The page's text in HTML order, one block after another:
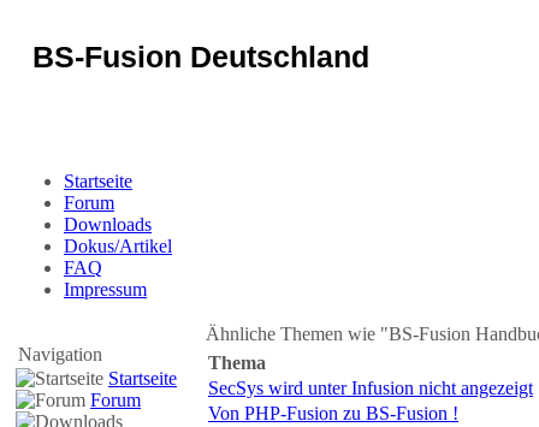
BS-Fusion Deutschland
Startseite
Forum
Downloads
Dokus/Artikel
FAQ
Impressum
Navigation
Startseite
Forum
Ähnliche Themen wie "BS-Fusion
Thema
SecSys wird unter Infusion nicht angezeigt
Von PHP-Fusion zu BS-Fusion !